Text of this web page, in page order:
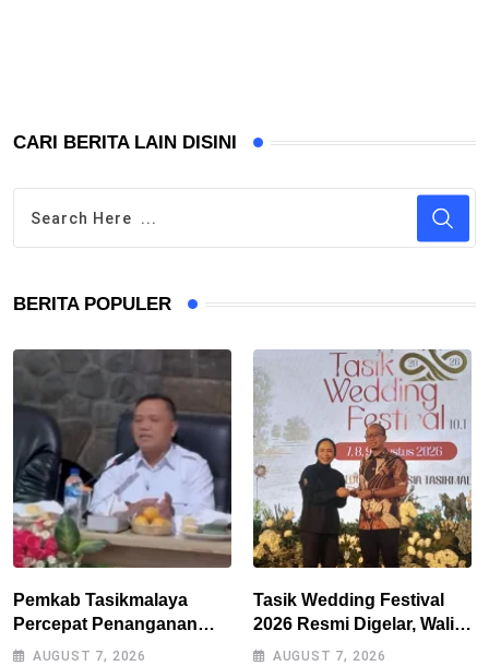
CARI BERITA LAIN DISINI
BERITA POPULER
Pemkab Tasikmalaya
Percepat Penanganan
Kekeringan, Sumur Bor
AUGUST 7, 2026
Tasik Wedding Festival
2026 Resmi Digelar, Wali
Kota Optimistis
AUGUST 7, 2026